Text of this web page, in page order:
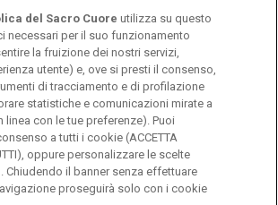
del Sacro Cuore utilizza su questo
necessari per il suo funzionamento
la fruizione dei nostri servizi,
utente) e, ove si presti il consenso,
di tracciamento e di profilazione
statistiche e comunicazioni mirate a
linea con le tue preferenze). Puoi
a tutti i cookie (ACCETTA
oppure personalizzare le scelte
Chiudendo il banner senza effettuare
proseguirà solo con i cookie